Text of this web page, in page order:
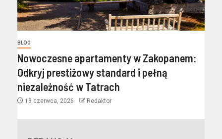
BLOG
Nowoczesne apartamenty w Zakopanem:
Odkryj prestiżowy standard i pełną
niezależność w Tatrach
13 czerwca, 2026 Redaktor